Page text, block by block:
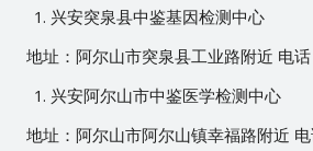
兴安突泉县中鉴基因检测中心
地址：阿尔山市突泉县工业路附近 电
兴安阿尔山市中鉴医学检测中心
地址：阿尔山市阿尔山镇幸福路附近